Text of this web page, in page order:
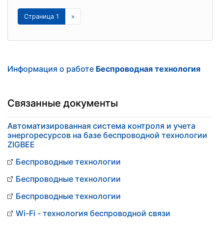
Страница 1 »
Информация о работе Беспроводная технология
Связанные документы
Автоматизированная система контроля и учета
энергоресурсов на базе беспроводной технологии
ZIGBEE
Беспроводные технологии
Беспроводные технологии
Беспроводные технологии
Wi-Fi - технология беспроводной связи